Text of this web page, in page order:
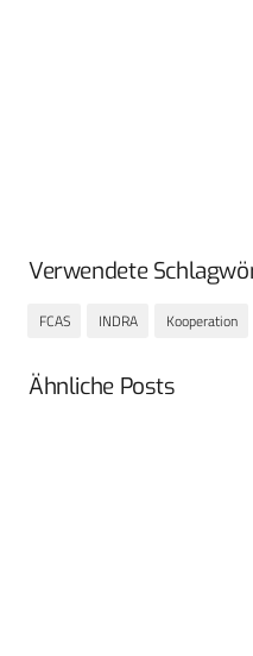
Verwendete
FCAS INDRA Kooperation
Ähnliche Posts